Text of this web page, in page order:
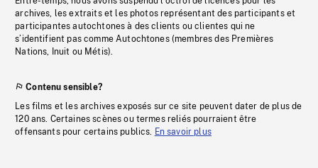
archives, les extraits et les photos représentant des participants et
participantes autochtones à des clients ou clientes qui ne
s’identifient pas comme Autochtones (membres des Premières
Nations, Inuit ou Métis).
Contenu sensible?
Les films et les archives exposés sur ce site peuvent dater de plus de
120 ans. Certaines scènes ou termes reliés pourraient être
offensants pour certains publics. En savoir plus